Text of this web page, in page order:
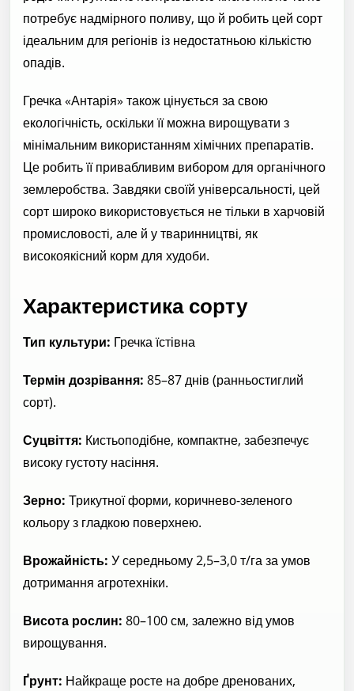
потребує надмірного поливу, що й робить цей сорт
ідеальним для регіонів із недостатньою кількістю
опадів.
Гречка «Антарія» також цінується за свою
екологічність, оскільки її можна вирощувати з
мінімальним використанням хімічних препаратів.
Це робить її привабливим вибором для органічного
землеробства. Завдяки своїй універсальності, цей
сорт широко використовується не тільки в харчовій
промисловості, але й у тваринництві, як
високоякісний корм для худоби.
Характеристика сорту
Тип культури: Гречка їстівна
Термін дозрівання: 85–87 днів (ранньостиглий
сорт).
Суцвіття: Кистьоподібне, компактне, забезпечує
високу густоту насіння.
Зерно: Трикутної форми, коричнево-зеленого
кольору з гладкою поверхнею.
Врожайність: У середньому 2,5–3,0 т/га за умов
дотримання агротехніки.
Висота рослин: 80–100 см, залежно від умов
вирощування.
Ґрунт: Найкраще росте на добре дренованих,